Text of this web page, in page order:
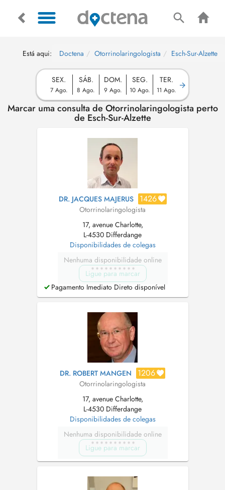
Está aqui: Doctena Otorrinolaringologista Esch-Sur-Alzette
SEX.
7 Ago.
SÁB.
8 Ago.
DOM.
9 Ago.
SEG.
10 Ago.
TER.
11 Ago.
Marcar uma consulta de Otorrinolaringologista perto
de Esch-Sur-Alzette
DR. JACQUES MAJERUS 1426
Otorrinolaringologista
17, avenue Charlotte,
L-4530 Differdange
Disponibilidades de colegas
Nenhuma disponibilidade online
Ligue para marcar
Pagamento Imediato Direto disponível
DR. ROBERT MANGEN 1206
Otorrinolaringologista
17, avenue Charlotte,
L-4530 Differdange
Disponibilidades de colegas
Nenhuma disponibilidade online
Ligue para marcar